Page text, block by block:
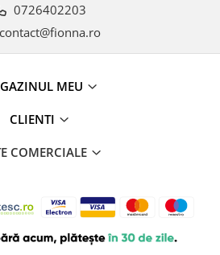
0726402203
contact@fionna.ro
MEU
CLIENTI
COMERCIALE